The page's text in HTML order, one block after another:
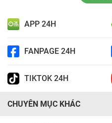
APP 24H
FANPAGE 24H
TIKTOK 24H
CHUYÊN MỤC KHÁC